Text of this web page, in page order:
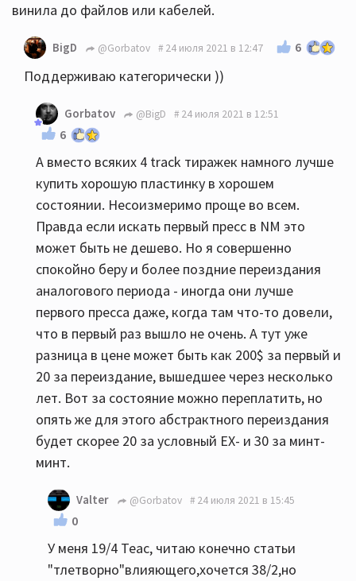
винила до файлов или кабелей.
BigD @Gorbatov 24 июля 2021 в 12:47 6
Поддерживаю категорически ))
Gorbatov @BigD 24 июля 2021 в 12:51
6
А вместо всяких 4 track тиражек намного лучше
купить хорошую пластинку в хорошем
состоянии. Несоизмеримо проще во всем.
Правда если искать первый пресс в NM это
может быть не дешево. Но я совершенно
спокойно беру и более поздние переиздания
аналогового периода - иногда они лучше
первого пресса даже, когда там что-то довели,
что в первый раз вышло не очень. А тут уже
разница в цене может быть как 200$ за первый и
20 за переиздание, вышедшее через несколько
лет. Вот за состояние можно переплатить, но
опять же для этого абстрактного переиздания
будет скорее 20 за условный EX- и 30 за минт-
минт.
Valter @Gorbatov 24 июля 2021 в 15:45
0
У меня 19/4 Teac, читаю конечно статьи
"тлетворно"влияющего,хочется 38/2,но